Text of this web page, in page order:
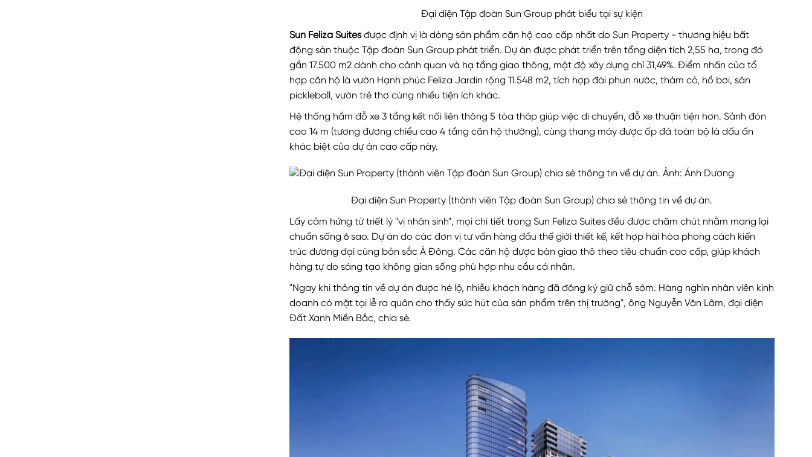
Đại diện Tập đoàn Sun Group phát biểu tại sự kiện
Sun Feliza Suitesđược định vị là dòng sản phẩm căn hộ cao cấp nhất do Sun Property - thương hiệu bất
động sản thuộc Tập đoàn Sun Group phát triển. Dự án được phát triển trên tổng diện tích 2,55 ha, trong đó
gần 17.500 m2 dành cho cảnh quan và hạ tầng giao thông, mật độ xây dựng chỉ 31,49%. Điểm nhấn của tổ
hợp căn hộ là vườn Hạnh phúc Feliza Jardin rộng 11.548 m2, tích hợp đài phun nước, thảm cỏ, hồ bơi, sân
pickleball, vườn trẻ thơ cùng nhiều tiện ích khác.
Hệ thống hầm đỗ xe 3 tầng kết nối liên thông 5 tòa tháp giúp việc di chuyển, đỗ xe thuận tiện hơn. Sảnh đón
cao 14 m (tương đương chiều cao 4 tầng căn hộ thường), cùng thang máy được ốp đá toàn bộ là dấu ấn
khác biệt của dự án cao cấp này.
Đại diện Sun Property (thành viên Tập đoàn Sun Group) chia sẻ thông tin về dự án.
Lấy cảm hứng từ triết lý "vị nhân sinh", mọi chi tiết trong Sun Feliza Suites đều được chăm chút nhằm mang lại
chuẩn sống 6 sao. Dự án do các đơn vị tư vấn hàng đầu thế giới thiết kế, kết hợp hài hòa phong cách kiến
trúc đương đại cùng bản sắc Á Đông. Các căn hộ được bàn giao thô theo tiêu chuẩn cao cấp, giúp khách
hàng tự do sáng tạo không gian sống phù hợp nhu cầu cá nhân.
"Ngay khi thông tin về dự án được hé lộ, nhiều khách hàng đã đăng ký giữ chỗ sớm. Hàng nghìn nhân viên kinh
doanh có mặt tại lễ ra quân cho thấy sức hút của sản phẩm trên thị trường", ông Nguyễn Văn Lâm, đại diện
Đất Xanh Miền Bắc, chia sẻ.